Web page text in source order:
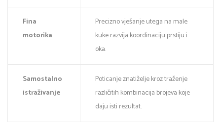
Fina
motorika
Precizno vješanje utega na male
kuke razvija koordinaciju prstiju i
oka.
Samostalno
istraživanje
Poticanje znatiželje kroz traženje
različitih kombinacija brojeva koje
daju isti rezultat.